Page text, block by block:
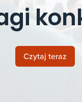
Czytaj teraz